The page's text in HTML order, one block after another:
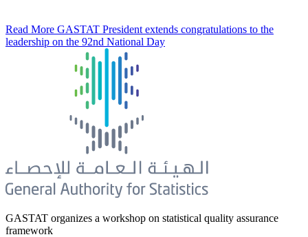
Read More GASTAT President extends congratulations to the
leadership on the 92nd National Day
GASTAT organizes a workshop on statistical quality assurance
framework